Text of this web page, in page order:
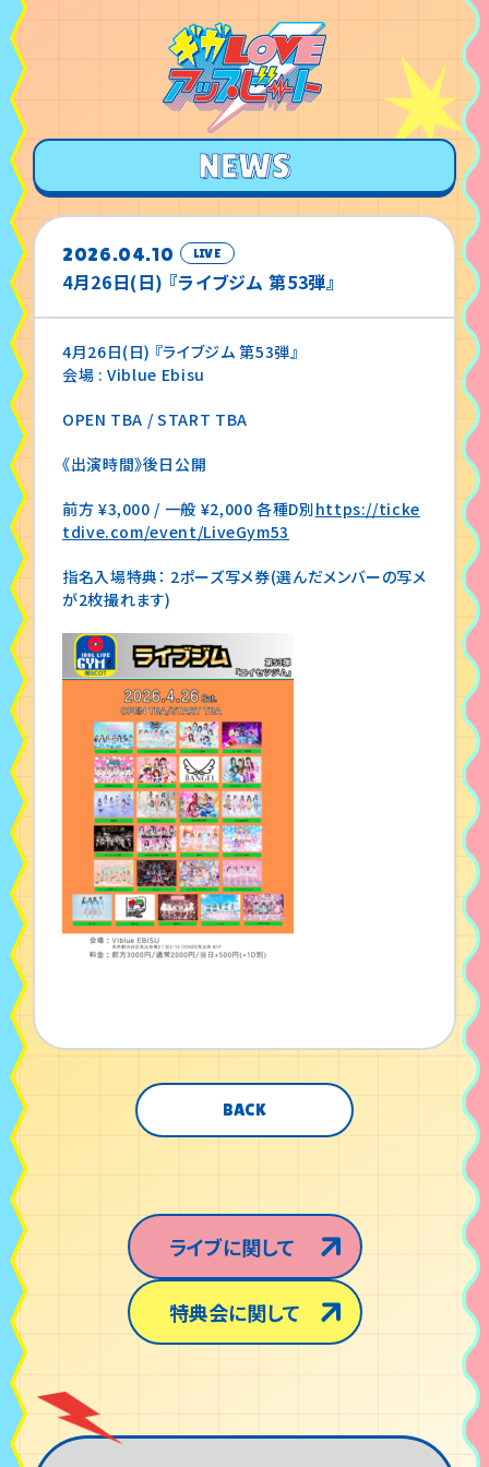
2026.04.10 LIVE
4月26日(日) 『ライブジム 第53弾』
4月26日(日) 『ライブジム 第53弾』
会場 : Viblue Ebisu
OPEN TBA / START TBA
《出演時間》後日公開
前方 ¥3,000 / 一般 ¥2,000 各種D別https://ticke
tdive.com/event/LiveGym53
指名入場特典： 2ポーズ写メ券(選んだメンバーの写メ
が2枚撮れます)
BACK
ライブに関して
特典会に関して